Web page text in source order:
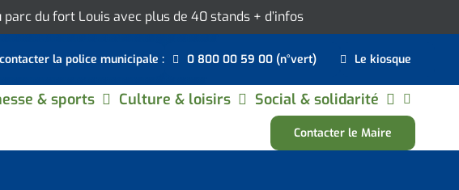
parc du fort Louis avec plus de 40 stands + d’infos
la police municipale : 0 800 00 59 00 (n°vert) Le kiosque
& sports Culture & loisirs Social & solidarité
Contacter le Maire